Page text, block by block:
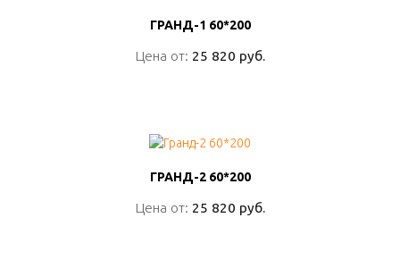
ГРАНД-1 60*200
Цена от: 25 820 руб.
ГРАНД-1 60*200
Цена от: 25 820 руб.
ГРАНД-2 60*200
Цена от: 25 820 руб.
ГРАНД-2 60*200
Цена от: 25 820 руб.